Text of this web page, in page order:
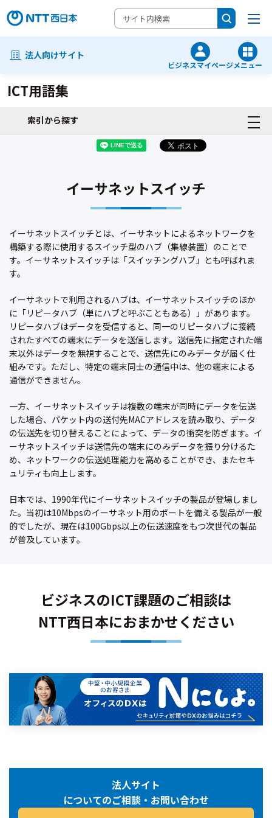
法人向けサイト
ビジネスマイページメニュー
ICT用語集
索引から探す
イーサネットスイッチ
イーサネットスイッチとは、イーサネットによるネットワークを
構築する際に使用するスイッチ型のハブ（集線装置）のことで
す。イーサネットスイッチは「スイッチングハブ」とも呼ばれま
す。
イーサネットで利用されるハブは、イーサネットスイッチのほか
に「リピータハブ（単にハブと呼ぶこともある）」があります。
リピータハブはデータを受信すると、同一のリピータハブに接続
されたすべての端末にデータを送信します。送信先に指定された端
末以外はデータを無視することで、送信先にのみデータが届く仕
組みです。ただし、特定の端末同士の通信中は、他の端末による
通信ができません。
一方、イーサネットスイッチは複数の端末が同時にデータを伝送
した場合、パケット内の送付先MACアドレスを読み取り、データ
の伝送先を切り替えることによって、データの衝突を防ぎます。イ
ーサネットスイッチは送信先の端末にのみデータを振り分けるた
め、ネットワークの伝送処理能力を高めることができ、またセキ
ュリティも向上します。
日本では、1990年代にイーサネットスイッチの製品が登場しまし
た。当初は10Mbpsのイーサネット用のポートを備える製品が一般
的でしたが、現在は100Gbps以上の伝送速度をもつ次世代の製品
が普及しています。
ビジネスのICT課題のご相談は
NTT西日本におまかせください
法人サイト
についてのご相談・お問い合わせ